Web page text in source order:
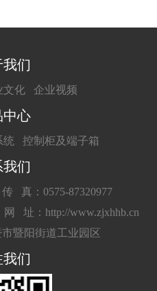
我们
文化 企业视频
中心
统 控制柜及端子箱
们
传 真：0575-87320977
网 址：http://www.zjxhhb.cn
暨阳街道工业园区
我们